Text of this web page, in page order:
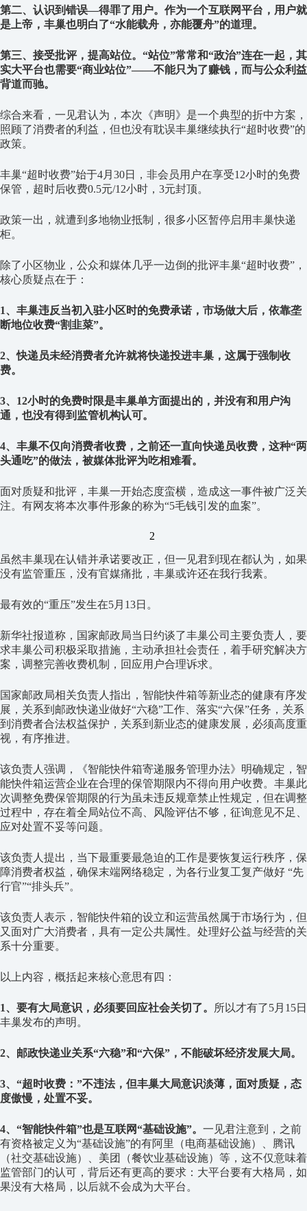
第二、认识到错误—得罪了用户。作为一个互联网平台，用户就
是上帝，丰巢也明白了“水能载舟，亦能覆舟”的道理。
第三、接受批评，提高站位。“站位”常常和“政治”连在一起，其
实大平台也需要“商业站位”——不能只为了赚钱，而与公众利益
背道而驰。
综合来看，一见君认为，本次《声明》是一个典型的折中方案，
照顾了消费者的利益，但也没有耽误丰巢继续执行“超时收费”的
政策。
丰巢“超时收费”始于4月30日，非会员用户在享受12小时的免费
保管，超时后收费0.5元/12小时，3元封顶。
政策一出，就遭到多地物业抵制，很多小区暂停启用丰巢快递
柜。
除了小区物业，公众和媒体几乎一边倒的批评丰巢“超时收费”，
核心质疑点在于：
1、丰巢违反当初入驻小区时的免费承诺，市场做大后，依靠垄
断地位收费“割韭菜”。
2、快递员未经消费者允许就将快递投进丰巢，这属于强制收
费。
3、12小时的免费时限是丰巢单方面提出的，并没有和用户沟
通，也没有得到监管机构认可。
4、丰巢不仅向消费者收费，之前还一直向快递员收费，这种“两
头通吃”的做法，被媒体批评为吃相难看。
面对质疑和批评，丰巢一开始态度蛮横，造成这一事件被广泛关
注。有网友将本次事件形象的称为“5毛钱引发的血案”。
2
虽然丰巢现在认错并承诺要改正，但一见君到现在都认为，如果
没有监管重压，没有官媒痛批，丰巢或许还在我行我素。
最有效的“重压”发生在5月13日。
新华社报道称，国家邮政局当日约谈了丰巢公司主要负责人，要
求丰巢公司积极采取措施，主动承担社会责任，着手研究解决方
案，调整完善收费机制，回应用户合理诉求。
国家邮政局相关负责人指出，智能快件箱等新业态的健康有序发
展，关系到邮政快递业做好“六稳”工作、落实“六保”任务，关系
到消费者合法权益保护，关系到新业态的健康发展，必须高度重
视，有序推进。
该负责人强调，《智能快件箱寄递服务管理办法》明确规定，智
能快件箱运营企业在合理的保管期限内不得向用户收费。丰巢此
次调整免费保管期限的行为虽未违反规章禁止性规定，但在调整
过程中，存在着全局站位不高、风险评估不够，征询意见不足、
应对处置不妥等问题。
该负责人提出，当下最重要最急迫的工作是要恢复运行秩序，保
障消费者权益，确保末端网络稳定，为各行业复工复产做好 “先
行官”“排头兵”。
该负责人表示，智能快件箱的设立和运营虽然属于市场行为，但
又面对广大消费者，具有一定公共属性。处理好公益与经营的关
系十分重要。
以上内容，概括起来核心意思有四：
1、要有大局意识，必须要回应社会关切了。
所以才有了5月15日
丰巢发布的声明。
2、邮政快递业关系“六稳”和“六保”，不能破坏经济发展大局。
3、“超时收费：”不违法，但丰巢大局意识淡薄，面对质疑，态
度傲慢，处置不妥。
4、“智能快件箱”也是互联网“基础设施”。 一见君注意到，之前
有资格被定义为“基础设施”的有阿里（电商基础设施）、腾讯
（社交基础设施）、美团（餐饮业基础设施）等，这不仅意味着
监管部门的认可，背后还有更高的要求：大平台要有大格局，如
果没有大格局，以后就不会成为大平台。